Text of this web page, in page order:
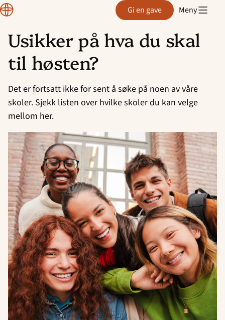
Hopp
til
innhold
Normisjon Gi en gave Meny
Usikker på hva du skal
til høsten?
Det er fortsatt ikke for sent å søke på noen av våre
skoler. Sjekk listen over hvilke skoler du kan velge
mellom her.